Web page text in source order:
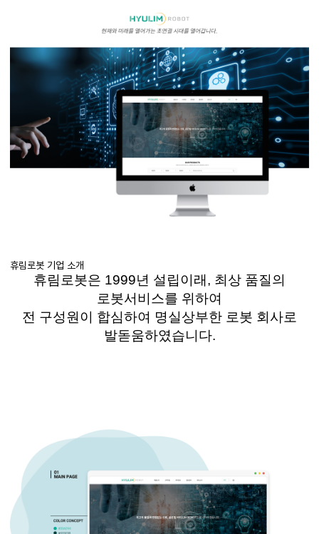
휴림로봇 기업 소개
휴림로봇은 1999년 설립이래 , 최상 품질의
로봇서비스를 위하여
전 구성원이 합심하여 명실상부한 로봇 회사로
발돋움하였습니다.